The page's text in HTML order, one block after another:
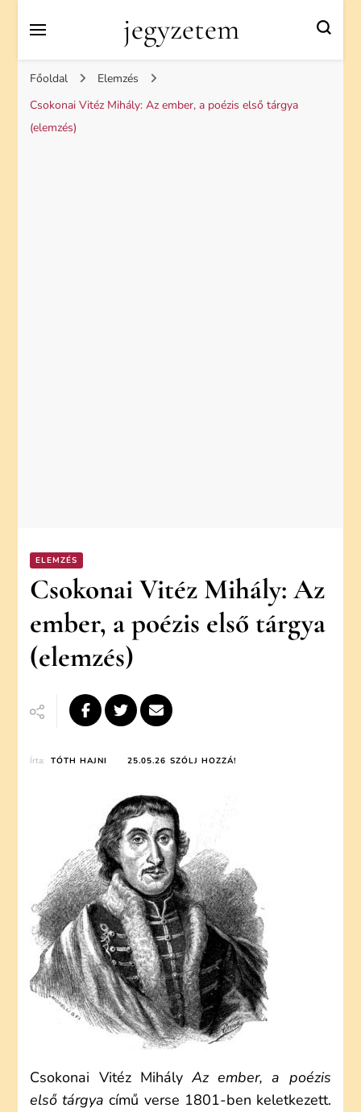
jegyzetem
Főoldal
Elemzés
Csokonai Vitéz Mihály: Az ember, a poézis első tárgya
(elemzés)
ELEMZÉS
Csokonai Vitéz Mihály: Az
ember, a poézis első tárgya
(elemzés)
Írta: TÓTH HAJNI 25.05.26 SZÓLJ HOZZÁ!
ELSŐ
TÁRGYA
(ELEMZÉS)
Csokonai Vitéz Mihály Az ember, a poézis
első tárgyacímű verse 1801-ben keletkezett.